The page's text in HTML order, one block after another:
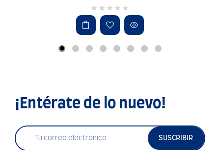
¡Entérate de lo nuevo!
SUSCRIBIR